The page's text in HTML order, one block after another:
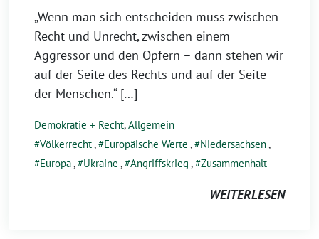
„Wenn man sich entscheiden muss zwischen
Recht und Unrecht, zwischen einem
Aggressor und den Opfern – dann stehen wir
auf der Seite des Rechts und auf der Seite
der Menschen.“ […]
Demokratie + Recht,Allgemein
Völkerrecht, Europäische Werte , Niedersachsen,
Europa, Ukraine , Angriffskrieg , Zusammenhalt
WEITERLESEN